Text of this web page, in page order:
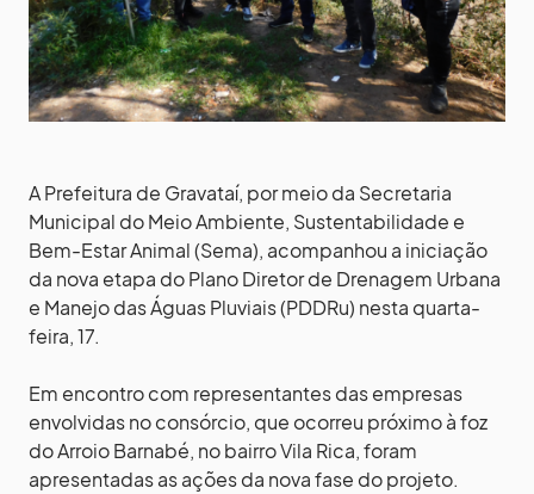
A Prefeitura de Gravataí, por meio da Secretaria
Municipal do Meio Ambiente, Sustentabilidade e
Bem-Estar Animal (Sema), acompanhou a iniciação
da nova etapa do Plano Diretor de Drenagem Urbana
e Manejo das Águas Pluviais (PDDRu) nesta quarta-
feira, 17.
Em encontro com representantes das empresas
envolvidas no consórcio, que ocorreu próximo à foz
do Arroio Barnabé, no bairro Vila Rica, foram
apresentadas as ações da nova fase do projeto.